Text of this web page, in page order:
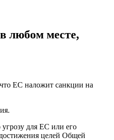
любом месте,
ЕС наложит санкции на
для ЕС или его
целей Общей